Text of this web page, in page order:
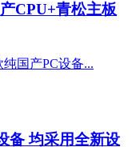
CPU+青松主板
国产PC设备...
备 均采用全新设